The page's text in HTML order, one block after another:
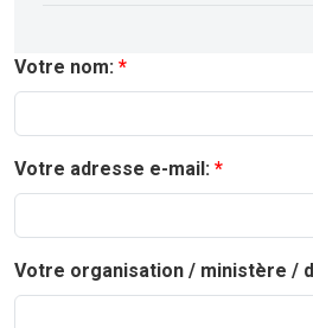
Votre nom:
Votre adresse e-mail:
Votre organisation / ministère /